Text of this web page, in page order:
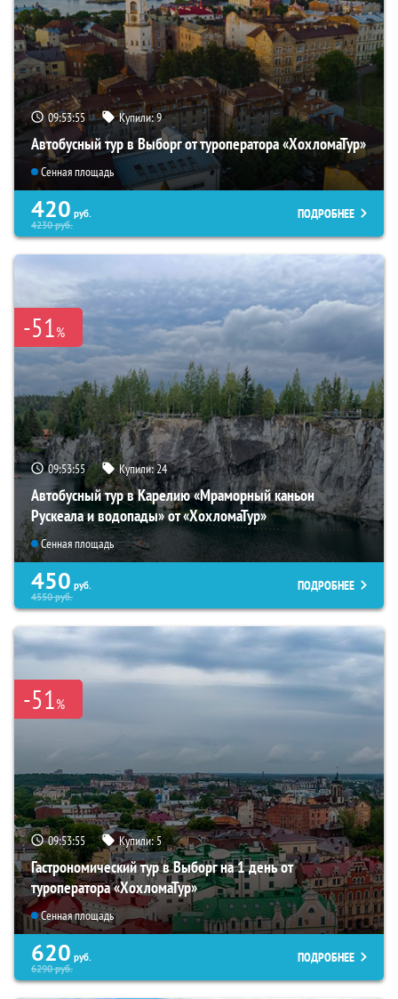
09:53:54 Купили:9
Автобусный тур в Выборг от туроператора «ХохломаТур»
Сенная площадь
420 руб.
4230руб.
ПОДРОБНЕЕ
-51%
09:53:54 Купили:24
Автобусный тур в Карелию «Мраморный каньон
Рускеала и водопады» от «ХохломаТур»
Сенная площадь
450 руб.
4550руб.
ПОДРОБНЕЕ
-51%
09:53:54 Купили:5
Гастрономический тур в Выборг на 1 день от
туроператора «ХохломаТур»
Сенная площадь
620 руб.
6290руб.
ПОДРОБНЕЕ